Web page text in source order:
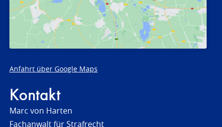
Anfahrt über Google Maps
Kontakt
Marc von Harten
Fachanwalt für Strafrecht